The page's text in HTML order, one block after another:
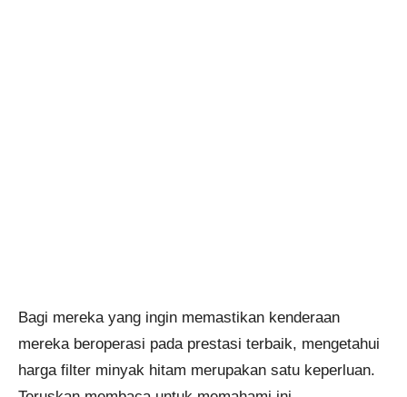
Bagi mereka yang ingin memastikan kenderaan
mereka beroperasi pada prestasi terbaik, mengetahui
harga filter minyak hitam merupakan satu keperluan.